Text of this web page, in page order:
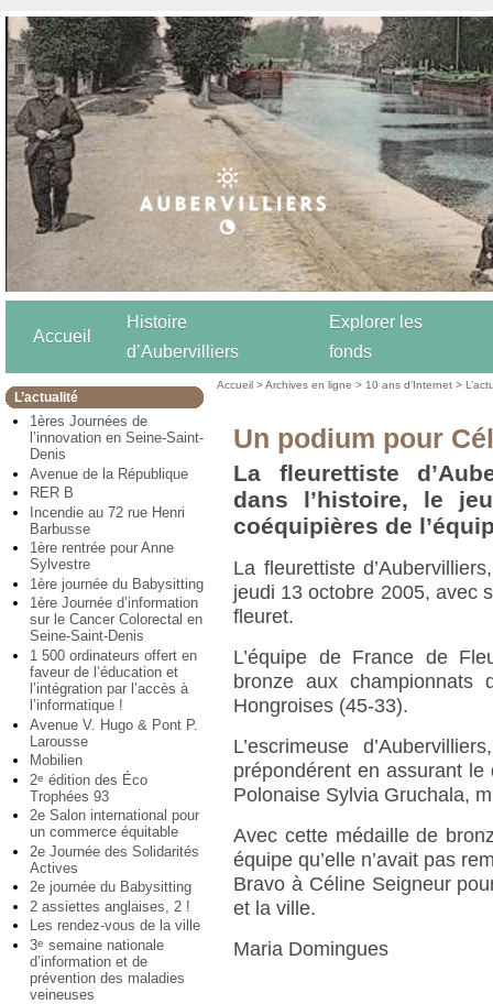
Accueil
Histoire
d’Aubervilliers
Explorer les
fonds
L’actualité
1ères Journées de
l’innovation en Seine-Saint-
Denis
Avenue de la République
RER B
Incendie au 72 rue Henri
Barbusse
1ère rentrée pour Anne
Sylvestre
1ère journée du Babysitting
1ère Journée d’information
sur le Cancer Colorectal en
Seine-Saint-Denis
1 500 ordinateurs offert en
faveur de l’éducation et
l’intégration par l’accès à
l’informatique !
Avenue V. Hugo & Pont P.
Larousse
Mobilien
2e édition des Éco
Trophées 93
2e Salon international pour
un commerce équitable
2e Journée des Solidarités
Actives
2e journée du Babysitting
2 assiettes anglaises, 2 !
Les rendez-vous de la ville
3e semaine nationale
d’information et de
prévention des maladies
veineuses
Accueil >Archives en ligne > 10 ans d’Internet >
Un podium pour
La fleurettiste
dans l’histoire, le
coéquipières de
La fleurettiste
jeudi 13 octobre 2005, avec
fleuret.
L’équipe de France de
bronze aux championnats
Hongroises (45-33).
L’escrimeuse
prépondérent en assurant le
Polonaise Sylvia Gruchala,
Avec cette médaille de
équipe qu’elle n’avait pas
Bravo à Céline Seigneur
et la ville.
Maria Domingues